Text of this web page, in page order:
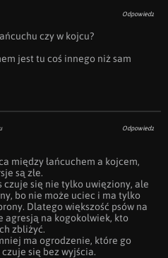
Odpowiedz
czy w kojcu?
jest tu coś innego niż sam
Odpowiedz
między łańcuchem a kojcem,
są złe.
czuje się nie tylko uwięziony, ale
bo nie może uciec i ma tylko
Dlatego większość psów na
agresją na kogokolwiek, kto
zbliżyć.
ma ogrodzenie, które go
się bez wyjścia.